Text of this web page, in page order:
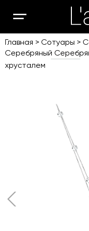
Открыть
Главная Сотуары
Серебряный
хрусталем